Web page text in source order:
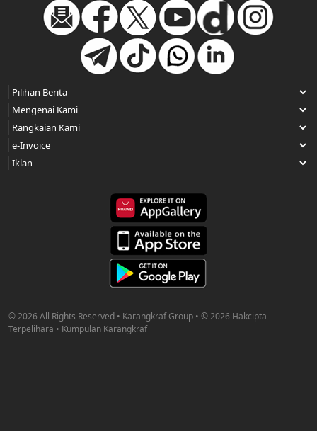
© 2026 All Rights Reserved • Karangkraf Group • © 2026 Hakcipta
Terpelihara • Kumpulan Karangkraf